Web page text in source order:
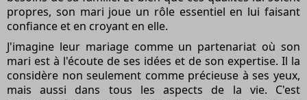
propres, son mari joue un rôle essentiel en lui faisant
confiance et en croyant en elle.
J'imagine leur mariage comme un partenariat où son
mari est à l'écoute de ses idées et de son expertise. Il la
considère non seulement comme précieuse à ses yeux,
mais aussi dans tous les aspects de la vie. C'est